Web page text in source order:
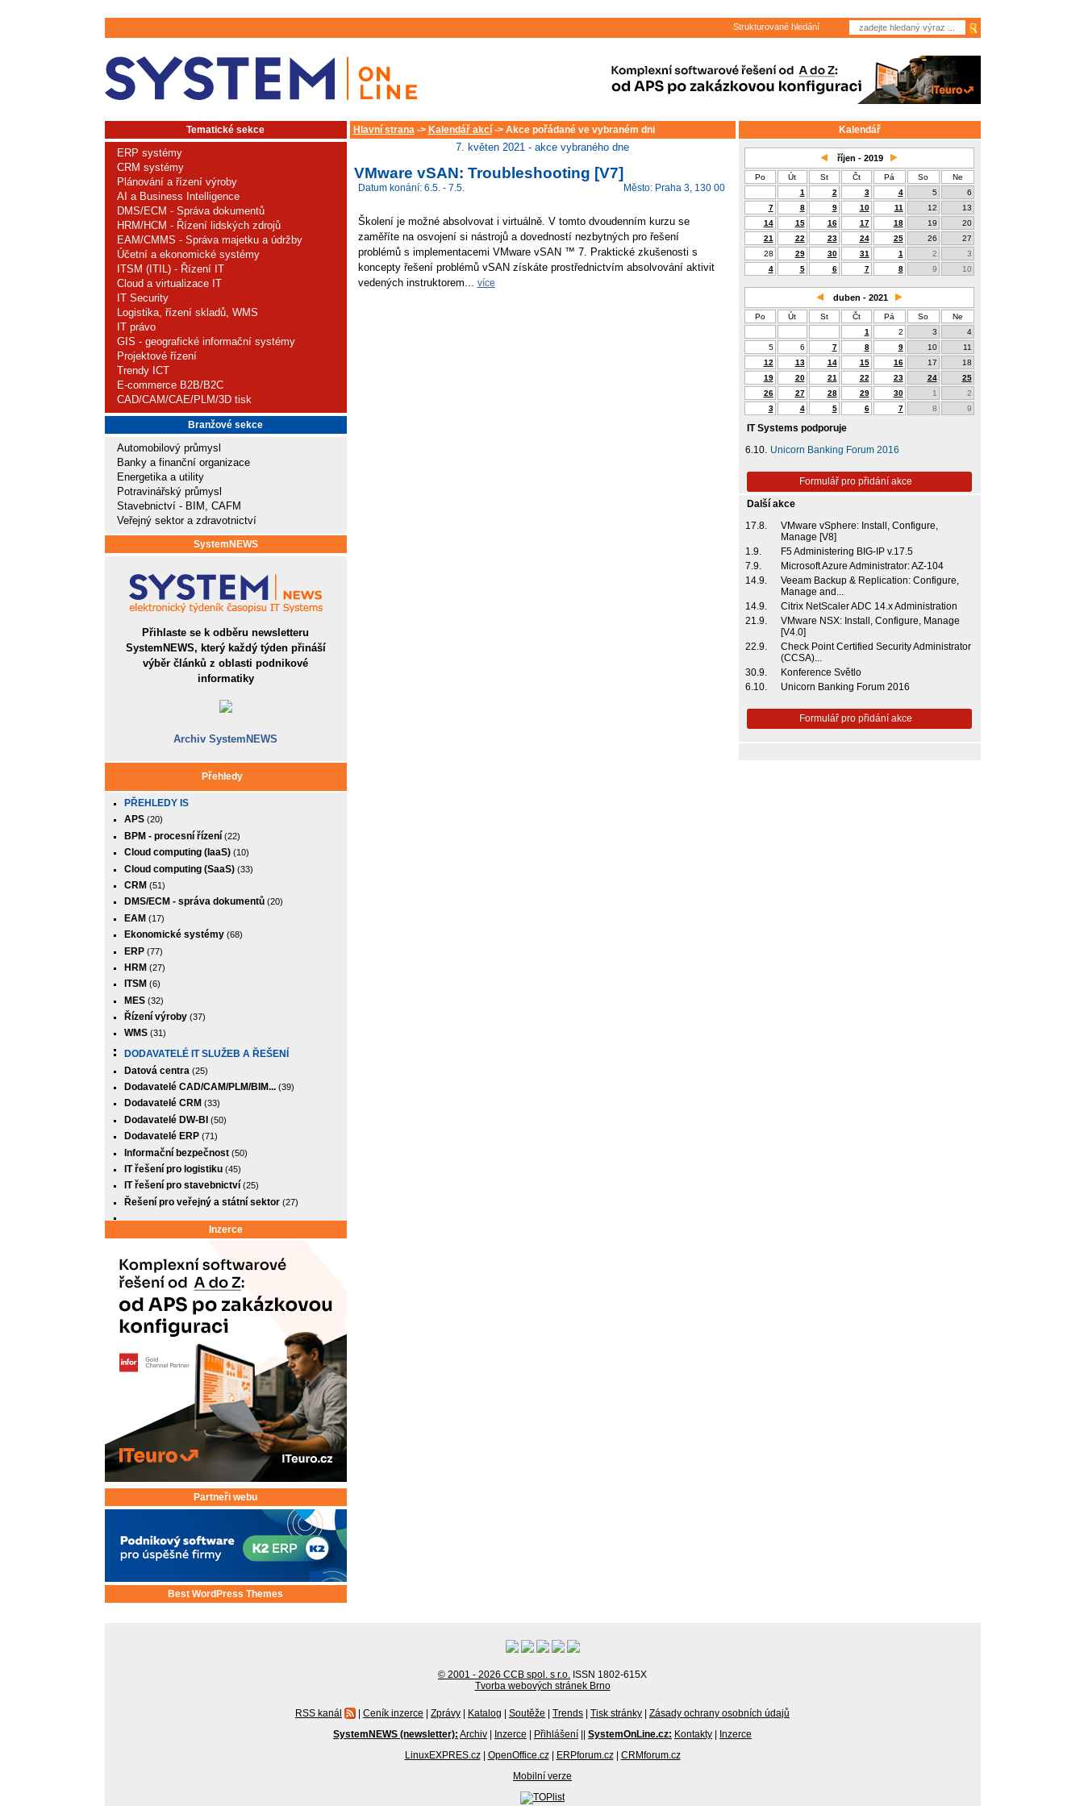
Strukturované hledání
Tematické sekce
ERP systémy
CRM systémy
Plánování a řízení výroby
AI a Business Intelligence
DMS/ECM - Správa dokumentů
HRM/HCM - Řízení lidských zdrojů
EAM/CMMS - Správa majetku a údržby
Účetní a ekonomické systémy
ITSM (ITIL) - Řízení IT
Cloud a virtualizace IT
IT Security
Logistika, řízení skladů, WMS
IT právo
GIS - geografické informační systémy
Projektové řízení
Trendy ICT
E-commerce B2B/B2C
CAD/CAM/CAE/PLM/3D tisk
Branžové sekce
Automobilový průmysl
Banky a finanční organizace
Energetika a utility
Potravinářský průmysl
Stavebnictví - BIM, CAFM
Veřejný sektor a zdravotnictví
SystemNEWS
Přihlaste se k odběru newsletteru
SystemNEWS, který každý týden přináší
výběr článků z oblasti podnikové
informatiky
Archiv SystemNEWS
Přehledy
PŘEHLEDY IS
APS(20)
BPM - procesní řízení(22)
Cloud computing (IaaS)(10)
Cloud computing (SaaS)(33)
CRM (51)
DMS/ECM - správa dokumentů(20)
EAM (17)
Ekonomické systémy(68)
ERP(77)
HRM (27)
ITSM (6)
MES(32)
Řízení výroby(37)
WMS(31)
DODAVATELÉ IT SLUŽEB A ŘEŠENÍ
Datová centra (25)
Dodavatelé CAD/CAM/PLM/BIM...(39)
Dodavatelé CRM (33)
Dodavatelé DW-BI (50)
Dodavatelé ERP(71)
Informační bezpečnost(50)
IT řešení pro logistiku(45)
IT řešení pro stavebnictví(25)
Řešení pro veřejný a státní sektor(27)
Inzerce
Partneři webu
Best WordPress Themes
Hlavní strana-> Kalendář akcí-> Akce pořádané ve vybraném dni
7. květen 2021 - akce vybraného dne
VMware vSAN: Troubleshooting [V7]
Datum konání: 6.5. - 7.5. Město: Praha 3, 130 00
Školení je možné absolvovat i virtuálně. V tomto dvoudenním kurzu se
zaměříte na osvojení si nástrojů a dovedností nezbytných pro řešení
problémů s implementacemi VMware vSAN ™ 7. Praktické zkušenosti s
koncepty řešení problémů vSAN získáte prostřednictvím absolvování aktivit
vedených instruktorem... více
Kalendář
říjen - 2019
Po Út St Čt Pá So
Ne
1
2 3 4 5
6
7
8 9 10 11 12
13
14
15 16 17 18 19
20
21
22 23 24 25 26
27
28
29 30 31 1 2
3
4
5 6 7 8 9 10
duben - 2021
Po Út St Čt Pá So
Ne
1
2 3
4
5
6 7 8 9 10
11
12
13 14 15 16 17
18
19
20 21 22 23 24
25
26
27 28 29 30 1
2
3
4 5 6 7 8 9
IT Systems podporuje
6.10. Unicorn Banking Forum 2016
Formulář pro přidání akce
Další akce
17.8.
VMware vSphere: Install, Configure,
Manage [V8]
1.9.
F5 Administering BIG-IP v.17.5
7.9.
Microsoft Azure Administrator: AZ-104
14.9.
Veeam Backup & Replication: Configure,
Manage and...
14.9.
Citrix NetScaler ADC 14.x Administration
21.9.
VMware NSX: Install, Configure, Manage
[V4.0]
22.9.
Check Point Certified Security Administrator
(CCSA)...
30.9.
Konference Světlo
6.10.
Unicorn Banking Forum 2016
Formulář pro přidání akce
© 2001 - 2026 CCB spol. s r.o. ISSN 1802-615X
Tvorba webových stránek Brno
RSS kanál | Ceník inzerce | Zprávy | Katalog | Soutěže | Trends | Tisk stránky | Zásady ochrany osobních údajů
SystemNEWS (newsletter): Archiv | Inzerce | Přihlášení || SystemOnLine.cz: Kontakty | Inzerce
LinuxEXPRES.cz | OpenOffice.cz | ERPforum.cz | CRMforum.cz
Mobilní verze